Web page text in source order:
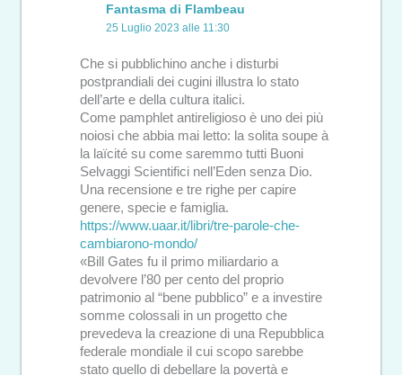
Fantasma di Flambeau
25 Luglio 2023 alle 11:30
Che si pubblichino anche i disturbi
postprandiali dei cugini illustra lo stato
dell’arte e della cultura italici.
Come pamphlet antireligioso è uno dei più
noiosi che abbia mai letto: la solita soupe à
la laïcité su come saremmo tutti Buoni
Selvaggi Scientifici nell’Eden senza Dio.
Una recensione e tre righe per capire
genere, specie e famiglia.
https://www.uaar.it/libri/tre-parole-che-
cambiarono-mondo/
«Bill Gates fu il primo miliardario a
devolvere l’80 per cento del proprio
patrimonio al “bene pubblico” e a investire
somme colossali in un progetto che
prevedeva la creazione di una Repubblica
federale mondiale il cui scopo sarebbe
stato quello di debellare la povertà e